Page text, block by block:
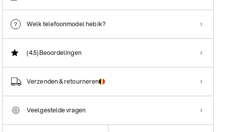
Welk telefoonmodel heb ik?
(4.5)Beoordelingen
Verzenden & retourneren
Veelgestelde vragen